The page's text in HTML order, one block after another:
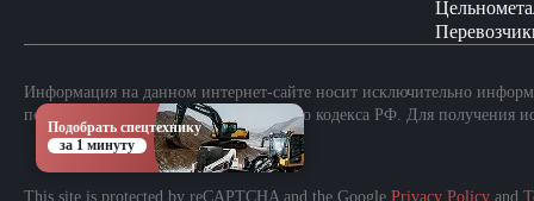
Информация на данном интернет-сайте носит исключительно
положениями Статьи 437 Гражданского кодекса РФ. Для получения
This site is protected by reCAPTCHA and the Google Privacy Policy and
Подобрать спецтехнику
за 1 минуту